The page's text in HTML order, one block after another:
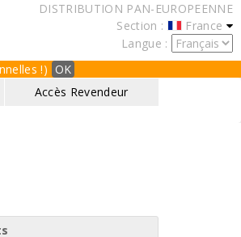
DISTRIBUTION PAN-EUROPEENNE
Section :
France
Langue :
!) OK
Accès Revendeur